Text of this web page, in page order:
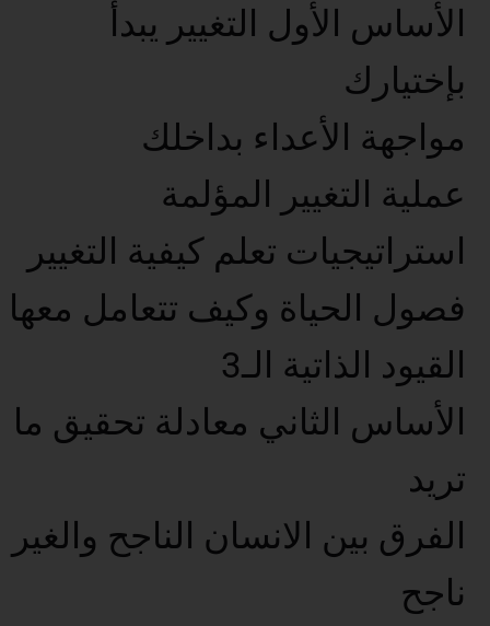
الأساس الأول التغيير يبدأ
بإختيارك
مواجهة الأعداء بداخلك
عملية التغيير المؤلمة
استراتيجيات تعلم كيفية التغيير
فصول الحياة وكيف تتعامل معها
القيود الذاتية الـ3
الأساس الثاني معادلة تحقيق ما
تريد
الفرق بين الانسان الناجح والغير
ناجح